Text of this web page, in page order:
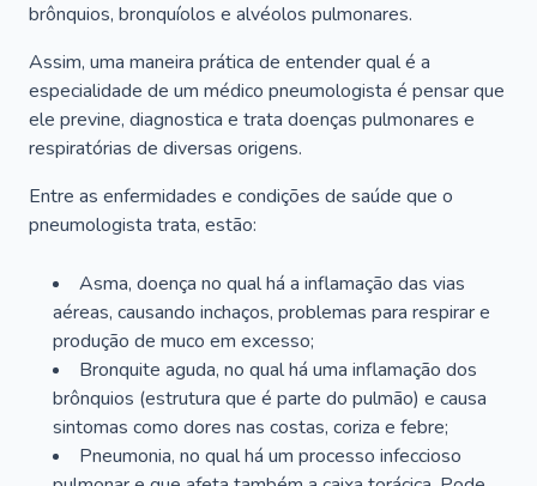
brônquios, bronquíolos e alvéolos pulmonares.
Assim, uma maneira prática de entender qual é a
especialidade de um médico pneumologista é pensar que
ele previne, diagnostica e trata doenças pulmonares e
respiratórias de diversas origens.
Entre as enfermidades e condições de saúde que o
pneumologista trata, estão:
Asma, doença no qual há a inflamação das vias
aéreas, causando inchaços, problemas para respirar e
produção de muco em excesso;
Bronquite aguda, no qual há uma inflamação dos
brônquios (estrutura que é parte do pulmão) e causa
sintomas como dores nas costas, coriza e febre;
Pneumonia, no qual há um processo infeccioso